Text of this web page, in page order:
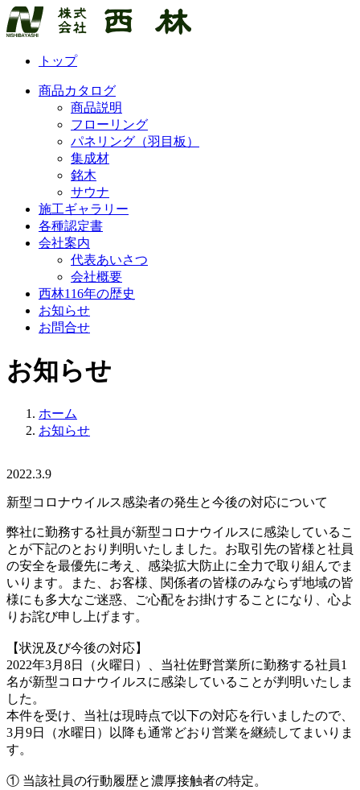
トップ
商品カタログ
商品説明
フローリング
パネリング（羽目板）
集成材
銘木
サウナ
施工ギャラリー
各種認定書
会社案内
代表あいさつ
会社概要
西林116年の歴史
お知らせ
お問合せ
お知らせ
ホーム
お知らせ
2022.3.9
新型コロナウイルス感染者の発生と今後の対応について
弊社に勤務する社員が新型コロナウイルスに感染しているこ
とが下記のとおり判明いたしました。お取引先の皆様と社員
の安全を最優先に考え、感染拡大防止に全力で取り組んでま
いります。また、お客様、関係者の皆様のみならず地域の皆
様にも多大なご迷惑、ご心配をお掛けすることになり、心よ
りお詫び申し上げます。
【状況及び今後の対応】
2022年3月8日（火曜日）、当社佐野営業所に勤務する社員1
名が新型コロナウイルスに感染していることが判明いたしま
した。
本件を受け、当社は現時点で以下の対応を行いましたので、
3月9日（水曜日）以降も通常どおり営業を継続してまいりま
す。
① 当該社員の行動履歴と濃厚接触者の特定。